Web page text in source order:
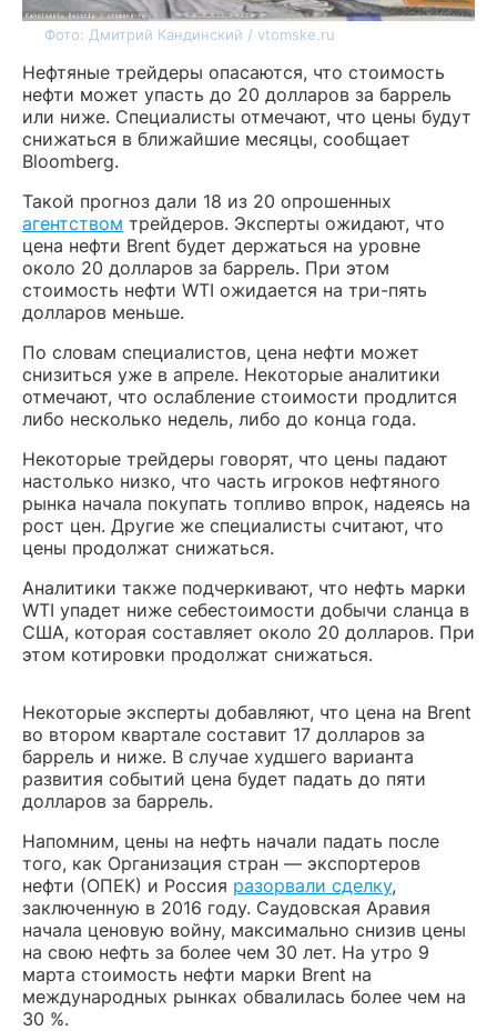
Фото: Дмитрий Кандинский / vtomske.ru
Нефтяные трейдеры опасаются, что стоимость
нефти может упасть до 20 долларов за баррель
или ниже. Специалисты отмечают, что цены будут
снижаться в ближайшие месяцы, сообщает
Bloomberg.
Такой прогноз дали 18 из 20 опрошенных
агентством трейдеров. Эксперты ожидают, что
цена нефти Brent будет держаться на уровне
около 20 долларов за баррель. При этом
стоимость нефти WTI ожидается на три-пять
долларов меньше.
По словам специалистов, цена нефти может
снизиться уже в апреле. Некоторые аналитики
отмечают, что ослабление стоимости продлится
либо несколько недель, либо до конца года.
Некоторые трейдеры говорят, что цены падают
настолько низко, что часть игроков нефтяного
рынка начала покупать топливо впрок, надеясь на
рост цен. Другие же специалисты считают, что
цены продолжат снижаться.
Аналитики также подчеркивают, что нефть марки
WTI упадет ниже себестоимости добычи сланца в
США, которая составляет около 20 долларов. При
этом котировки продолжат снижаться.
Некоторые эксперты добавляют, что цена на Brent
во втором квартале составит 17 долларов за
баррель и ниже. В случае худшего варианта
развития событий цена будет падать до пяти
долларов за баррель.
Напомним, цены на нефть начали падать после
того, как Организация стран — экспортеров
нефти (ОПЕК) и Россия разорвали сделку,
заключенную в 2016 году. Саудовская Аравия
начала ценовую войну, максимально снизив цены
на свою нефть за более чем 30 лет. На утро 9
марта стоимость нефти марки Brent на
международных рынках обвалилась более чем на
30 %.